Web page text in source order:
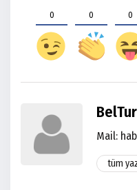
0 0 0
Mail:
tüm